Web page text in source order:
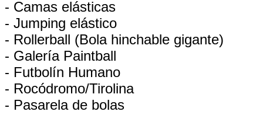
- Camas elásticas
- Jumping elástico
- Rollerball (Bola hinchable gigante)
- Galería Paintball
- Futbolín Humano
- Rocódromo/Tirolina
- Pasarela de bolas